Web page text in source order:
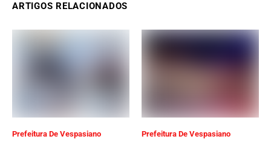
ARTIGOS RELACIONADOS
Prefeitura De Vespasiano Prefeitura De Vespasiano